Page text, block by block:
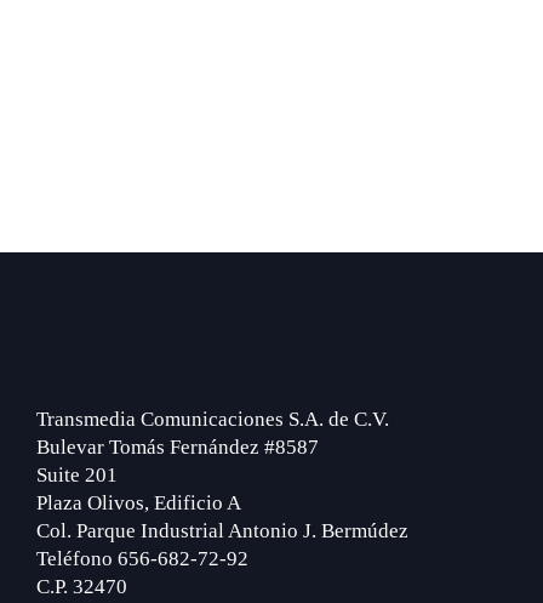
Transmedia Comunicaciones S.A. de C.V.
Bulevar Tomás Fernández #8587
Suite 201
Plaza Olivos, Edificio A
Col. Parque Industrial Antonio J. Bermúdez
Teléfono 656-682-72-92
C.P. 32470